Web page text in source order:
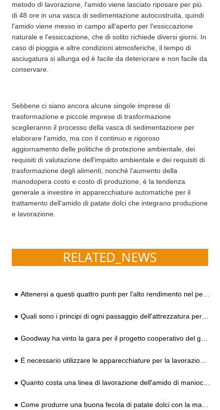
metodo di lavorazione, l'amido viene lasciato riposare per più
di 48 ore in una vasca di sedimentazione autocostruita, quindi
l'amido viene messo in campo all'aperto per l'essiccazione
naturale e l'essiccazione, che di solito richiede diversi giorni. In
caso di pioggia e altre condizioni atmosferiche, il tempo di
asciugatura si allunga ed è facile da deteriorare e non facile da
conservare.
Sebbene ci siano ancora alcune singole imprese di
trasformazione e piccole imprese di trasformazione
sceglieranno il processo della vasca di sedimentazione per
elaborare l'amido, ma con il continuo e rigoroso
aggiornamento delle politiche di protezione ambientale, dei
requisiti di valutazione dell'impatto ambientale e dei requisiti di
trasformazione degli alimenti, nonché l'aumento della
manodopera costo e costo di produzione, è la tendenza
generale a investire in apparecchiature automatiche per il
trattamento dell'amido di patate dolci che integrano produzione
e lavorazione.
RELATED_NEWS
Attenersi a questi quattro punti per l'alto rendimento nel periodo di picco di crescita delle patate dolci
Quali sono i principi di ogni passaggio dell'attrezzatura per l'amido di patate dolci?
Goodway ha vinto la gara per il progetto cooperativo del governo indonesiano
È necessario utilizzare le apparecchiature per la lavorazione dell'amido Kudzu?
Quanto costa una linea di lavorazione dell'amido di manioca?
Come produrre una buona fecola di patate dolci con la macchina per la produzione di fecola di patate dolci